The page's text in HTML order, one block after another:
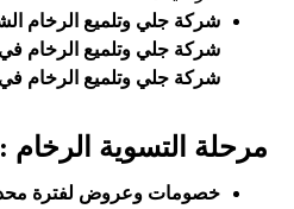
شركة جلي وتلميع الرخام
شركة جلي وتلميع الرخام في
شركة جلي وتلميع الرخام
مرحلة التسوية الرخام :
خصومات وعروض لفترة